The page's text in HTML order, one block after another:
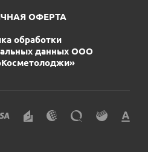
ОФЕРТА
обработки
данных ООО